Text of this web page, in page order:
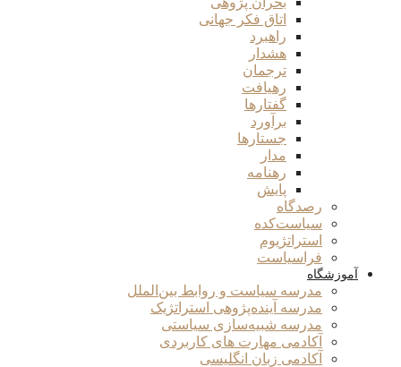
اتاق فکر جهانی
راهبرد
هشدار
ترجمان
رهیافت
گفتارها
برآورد
جستارها
مدار
رهنامه
پایش
رصدگاه
سیاست‌کده
استراتژیوم
فراسیاست
آموزشگاه
مدرسه سیاست و روابط بین‌الملل
مدرسه آینده‌پژوهی استراتژیک
مدرسه شبیه‌سازی سیاستی
آکادمی مهارت های کاربردی
آکادمی زبان انگلیسی